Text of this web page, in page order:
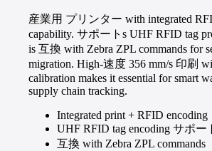
産業用 プリンター with integrated
capability. サポートs UHF RFID tag
is 互換 with Zebra ZPL commands for
migration. High-速度 356 mm/s 印刷
calibration makes it essential for smart
supply chain tracking.
Integrated print + RFID encoding
UHF RFID tag encoding サポー
互換 with Zebra ZPL commands